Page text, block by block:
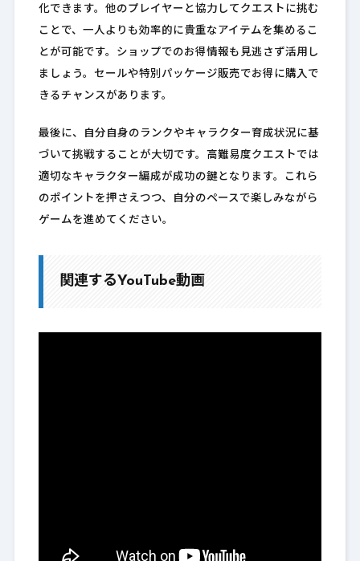
化できます。他のプレイヤーと協力してクエストに挑む
ことで、一人よりも効率的に貴重なアイテムを集めるこ
とが可能です。ショップでのお得情報も見逃さず活用し
ましょう。セールや特別パッケージ販売でお得に購入で
きるチャンスがあります。
最後に、自分自身のランクやキャラクター育成状況に基
づいて挑戦することが大切です。高難易度クエストでは
適切なキャラクター編成が成功の鍵となります。これら
のポイントを押さえつつ、自分のペースで楽しみながら
ゲームを進めてください。
関連するYouTube動画